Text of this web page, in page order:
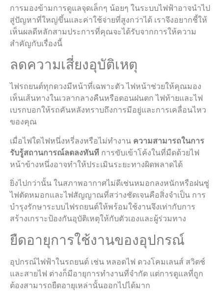
การมองข้ามการดูแลจุดเล็กๆ น้อยๆ ในระบบไฟฟ้าอาจนำไป
สู่ปัญหาที่ใหญ่ขึ้นและค่าใช้จ่ายที่สูงกว่าได้ เราจึงอยากชี้ให้
เห็นผลดีหลักสามประการที่คุณจะได้รับจากการให้ความ
สำคัญกับเรื่องนี้
ลดความเสี่ยงอุบัติเหตุ
ไฟรถยนต์ทุกดวงมีหน้าที่เฉพาะตัว ไฟหน้าช่วยให้คุณมอง
เห็นเส้นทางในเวลากลางคืนหรือตอนฝนตก ไฟท้ายและไฟ
เบรกบอกให้รถคันหลังทราบถึงการมีอยู่และการเคลื่อนไหว
ของคุณ
เมื่อไฟใดไฟหนึ่งหรี่ลงหรือไม่ทำงาน ความสามารถในการ
รับรู้สถานการณ์ลดลงทันที การขับเข้าโค้งในที่มืดด้วยไฟ
หน้าข้างหนึ่งอาจทำให้ประเมินระยะทางผิดพลาดได้
ยิ่งไปกว่านั้น ในสภาพอากาศไม่ดีเช่นหมอกลงหนักหรือฝนซู่
ไฟตัดหมอกและไฟสัญญาณที่สว่างชัดเจนคือสิ่งจำเป็น การ
บำรุงรักษาระบบไฟรถยนต์ให้พร้อมใช้งานจึงเท่ากับการ
สร้างเกราะป้องกันอุบัติเหตุให้กับตัวเองและผู้ร่วมทาง
ยืดอายุการใช้งานของอุปกรณ์
อุปกรณ์ไฟฟ้าในรถยนต์ เช่น หลอดไฟ ดวงโคมเลนส์ สวิตช์
และสายไฟ ต่างก็มีอายุการทำงานที่จำกัด แต่การดูแลที่ถูก
ต้องสามารถยืดอายุเหล่านั้นออกไปได้มาก